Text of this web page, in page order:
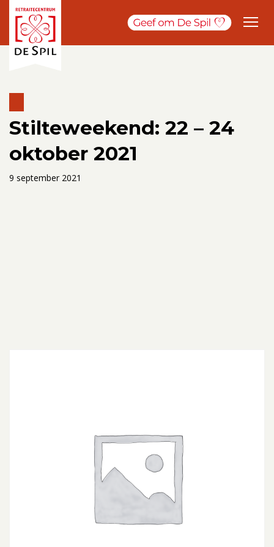
Stilteweekend: 22 – 24
oktober 2021
9 september 2021